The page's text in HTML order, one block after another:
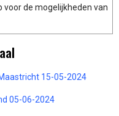
voor de mogelijkheden van
15-05-2024
05-06-2024